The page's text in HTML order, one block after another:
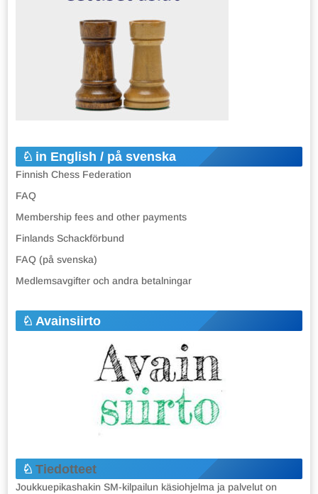
in English / på svenska
Finnish Chess Federation
FAQ
Membership fees and other payments
Finlands Schackförbund
FAQ (på svenska)
Medlemsavgifter och andra betalningar
Avainsiirto
Tiedotteet
Joukkuepikashakin SM-kilpailun käsiohjelma ja palvelut on